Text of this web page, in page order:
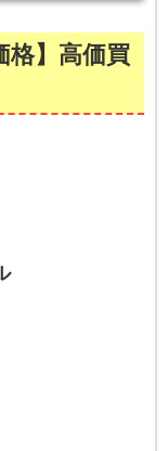
格】高価買